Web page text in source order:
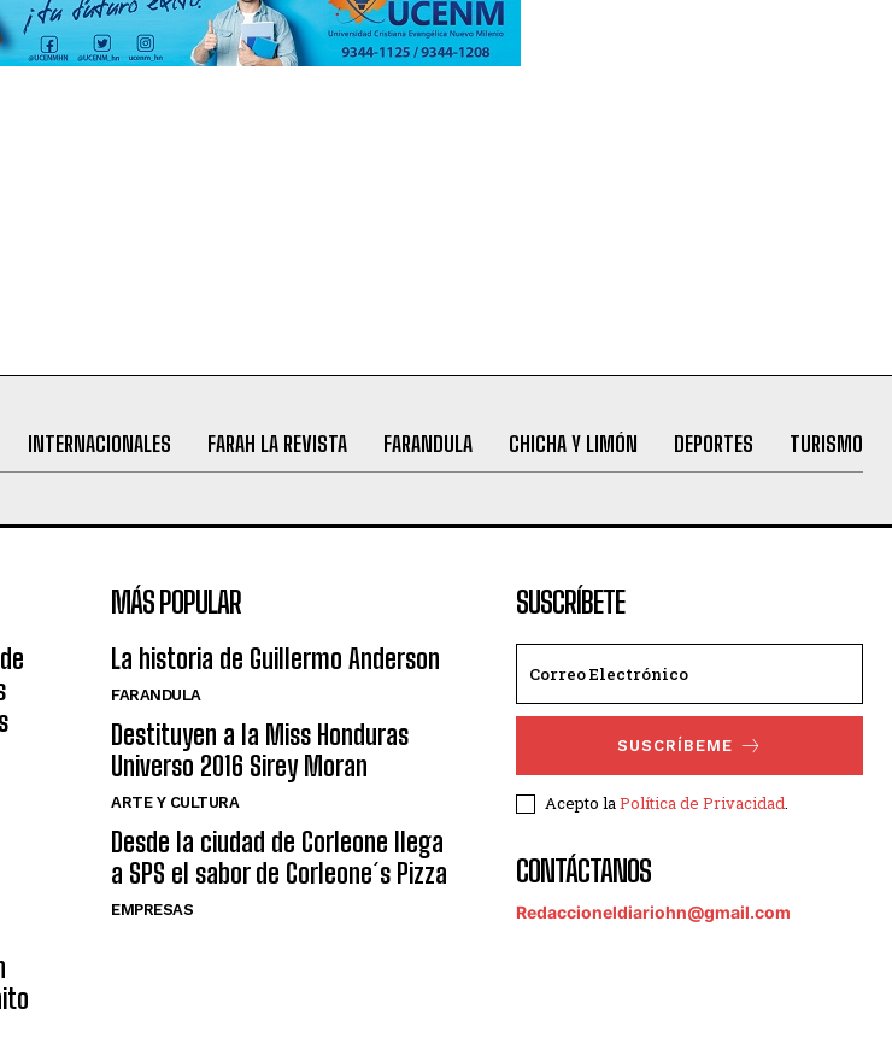
INTERNACIONALES FARAH LA REVISTA FARANDULA CHICHA Y LIMÓN DEPORTES TURISMO
MÁS POPULAR
La historia de Guillermo Anderson
FARANDULA
Destituyen a la Miss Honduras
Universo 2016 Sirey Moran
ARTE Y CULTURA
Desde la ciudad de Corleone llega
a SPS el sabor de Corleone´s Pizza
EMPRESAS
SUSCRÍBETE
SUSCRÍBEME
Acepto laPolítica de Privacidad.
CONTÁCTANOS
Redaccioneldiariohn@gmail.com